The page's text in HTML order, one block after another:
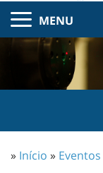
MENU
» Início » Eventos